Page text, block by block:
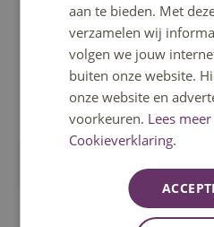
Overzicht opleidingen
Benieuwd welke opleidingen
volledige overzicht en laat je
aan te bieden. Met
verzamelen wij
volgen we jouw
buiten onze website.
onze website en
voorkeuren. Lees
Cookieverklaring.